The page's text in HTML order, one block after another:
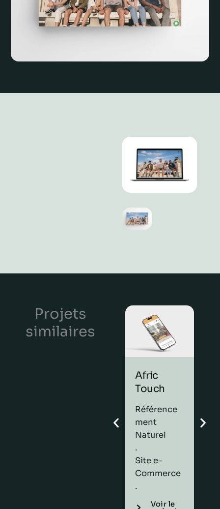
Projets
similaires
Afric
Touch
Référence
ment
Naturel
.
Site e-
Commerce
.
Voir le